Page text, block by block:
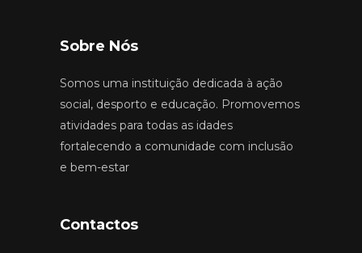
Sobre Nós
Somos uma instituição dedicada à ação
social, desporto e educação. Promovemos
atividades para todas as idades
fortalecendo a comunidade com inclusão
e bem-estar
Contactos